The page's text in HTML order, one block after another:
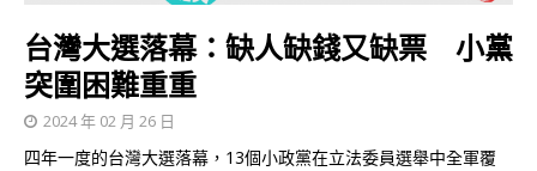
台灣大選落幕：缺人缺錢又缺票 小黨
突圍困難重重
2024 年 02 月 26 日
四年一度的台灣大選落幕，13個小政黨在立法委員選舉中全軍覆